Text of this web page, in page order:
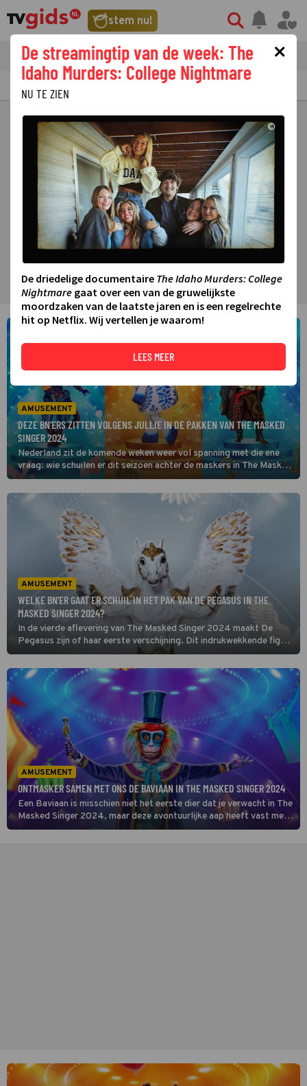
stem nu!
tvgids streaming nieuws
PRIMETIME GEMIST
AMUSEMENT
DEZE BN'ERS ZITTEN VOLGENS JULLIE IN DE PAKKEN VAN THE MASKED
SINGER 2024
Nederland zit de komende weken weer vol spanning met die ene
vraag: wie schuilen er dit seizoen achter de maskers in The Masked
Singer 2024? Om het raden iets eenvoudiger te maken, zetten we
in dit artikel de meest genoemde namen per karakter voor je op
een rij.
AMUSEMENT
WELKE BN'ER GAAT ER SCHUIL IN HET PAK VAN DE PEGASUS IN THE
MASKED SINGER 2024?
In de vierde aflevering van The Masked Singer 2024 maakt De
Pegasus zijn of haar eerste verschijning. Dit indrukwekkende figuur
met zijn vooral witte en gouden verschijning, brengt meteen een
vleugje magie en mysterie met zich mee. Maar wie schuilt er achter
de vleugels van dit paard? [ONTHULD]
AMUSEMENT
ONTMASKER SAMEN MET ONS DE BAVIAAN IN THE MASKED SINGER 2024
Een Baviaan is misschien niet het eerste dier dat je verwacht in The
Masked Singer 2024, maar deze avontuurlijke aap heeft vast meer
in petto dan alleen gekke capriolen. Misschien wel een verrassend
×
De streamingtip van de week: The
Idaho Murders: College Nightmare
NU TE ZIEN
©
De driedelige documentaire The Idaho Murders: College
Nightmare gaat over een van de gruwelijkste
moordzaken van de laatste jaren en is een regelrechte
hit op Netflix. Wij vertellen je waarom!
LEES MEER